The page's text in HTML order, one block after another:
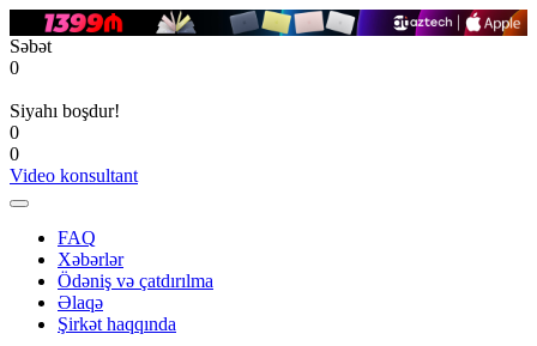
Səbət
0
Siyahı boşdur!
0
0
Video konsultant
FAQ
Xəbərlər
Ödəniş və çatdırılma
Əlaqə
Şirkət haqqında